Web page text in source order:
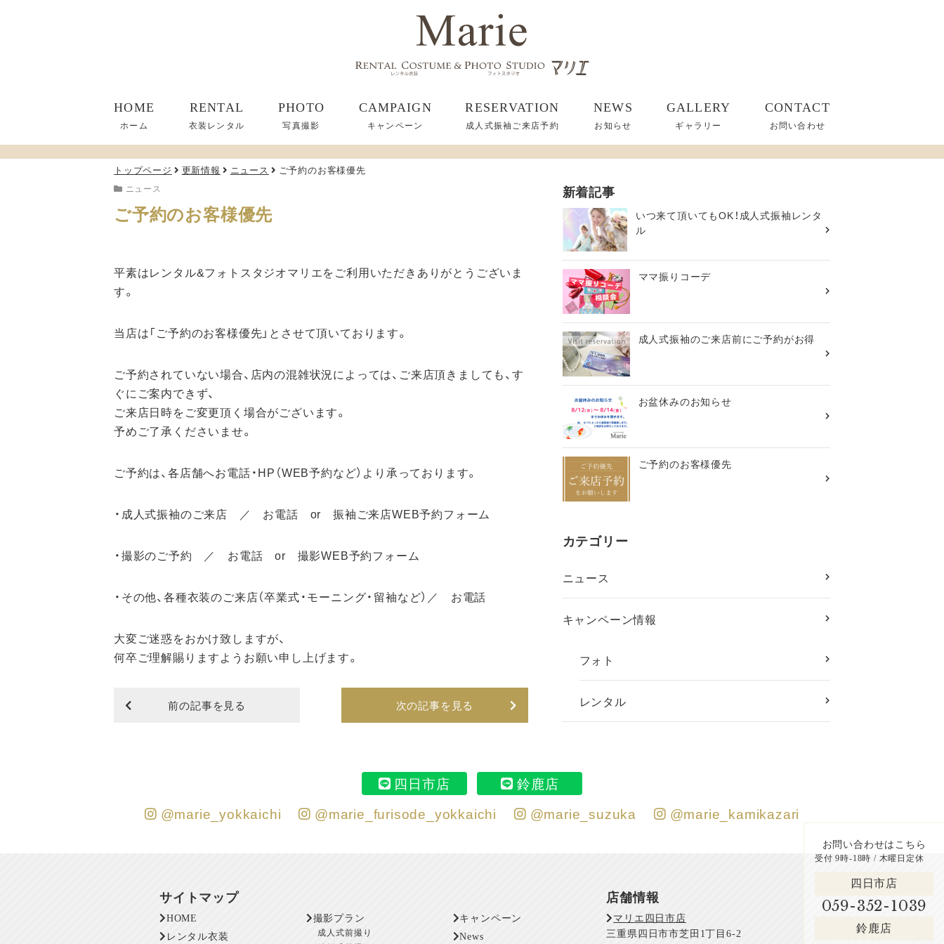
HOME
ホーム
RENTAL
衣装レンタル
PHOTO
写真撮影
CAMPAIGN
キャンペーン
RESERVATION
成人式振袖ご来店予約
NEWS
お知らせ
GALLERY
ギャラリー
CONTACT
お問い合わせ
トップページ 更新情報 ニュース ご予約のお客様優先
ご予約のお客様優先
ニュース
平素はレンタル&フォトスタジオマリエをご利用いただきありがとうございま
す。
当店は「ご予約のお客様優先」とさせて頂いております。
ご予約されていない場合、店内の混雑状況によっては、ご来店頂きましても、す
ぐにご案内できず、
ご来店日時をご変更頂く場合がございます。
予めご了承くださいませ。
ご予約は、各店舗へお電話・HP（WEB予約など）より承っております。
・成人式振袖のご来店 ／ お電話 or 振袖ご来店WEB予約フォーム
・撮影のご予約 ／ お電話 or 撮影WEB予約フォーム
・その他、各種衣装のご来店（卒業式・モーニング・留袖など）／ お電話
大変ご迷惑をおかけ致しますが、
何卒ご理解賜りますようお願い申し上げます。
前の記事を見る 次の記事を見る
新着記事
いつ来て頂いてもOK！成人式振袖レンタ
ル
ママ振りコーデ
成人式振袖のご来店前にご予約がお得
お盆休みのお知らせ
ご予約のお客様優先
カテゴリー
ニュース
キャンペーン情報
フォト
レンタル
お問い合わせはこちら
四日市店
059-352-1039
鈴鹿店
受付 9時-18時 / 木曜日定休
四日市店
鈴鹿店
@marie_yokkaichi
@marie_furisode_yokkaichi @marie_suzuka @marie_kamikazari
サイトマップ
HOME
レンタル衣装
撮影プラン
成人式前撮り
キャンペーン
News
店舗情報
マリエ四日市店
三重県四日市市芝田1丁目6-2